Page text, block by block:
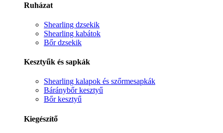
Ruházat
Shearling dzsekik
Shearling kabátok
Bőr dzsekik
Kesztyűk és sapkák
Shearling kalapok és szőrmesapkák
Báránybőr kesztyű
Bőr kesztyű
Kiegészítő